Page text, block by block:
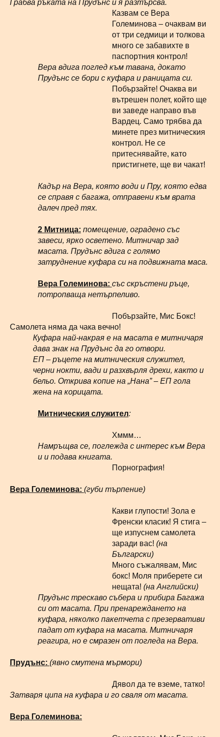
Грабва ръката на Прудънс и я разтърсва.
Казвам се Вера
Големинова – очаквам ви
от три седмици и толкова
много се забавихте в
паспортния контрол!
Вера вдига поглед към тавана, докато
Прудънс се бори с куфара и раницата си.
Побързайте! Очаква ви
вътрешен полет, който ще
ви заведе направо във
Вардец. Само трябва да
минете през митническия
контрол. Не се
притеснявайте, като
пристигнете, ще ви чакат!
Кадър на Вера, която води и Пру, която едва
се справя с багажа, отправени към врата
далеч пред тях.
2 Митница: помещение, оградено със
завеси, ярко осветено. Митничар зад
масата. Прудънс вдига с голямо
затруднение куфара си на подвижната маса.
Вера Големинова: със скръстени ръце,
потропваща нетърпеливо.
Побързайте, Мис Бокс!
Самолета няма да чака вечно!
Куфара най-накрая е на масата е митничаря
дава знак на Прудънс да го отвори.
ЕП – ръцете на митническия служител,
черни нокти, вади и разхвърля дрехи, както и
бельо. Открива копие на „Нана” – ЕП гола
жена на корицата.
Митническия служител:
Хммм…
Намръщва се, поглежда с интерес към Вера
и и подава книгата.
Порнография!
Вера Големинова: (губи търпение)
Какви глупости! Зола е
Френски класик! Я стига –
ще изпуснем самолета
заради вас!(на
Български)
Много съжалявам, Мис
бокс! Моля приберете си
нещата!(на Английски)
Прудънс трескаво събера и прибира Багажа
си от масата. При пренареждането на
куфара, няколко пакетчета с презервативи
падат от куфара на масата. Митничаря
реагира, но е смразен от погледа на Вера.
Прудънс: (явно смутена мърмори)
Дявол да те вземе, татко!
Затваря ципа на куфара и го сваля от масата.
Вера Големинова: